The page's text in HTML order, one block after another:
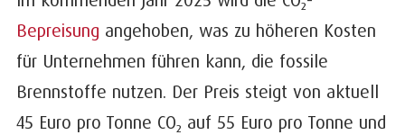
Bepreisung angehoben, was zu höheren Kosten
für Unternehmen führen kann, die fossile
Brennstoffe nutzen. Der Preis steigt von aktuell
45 Euro pro Tonne CO₂ auf 55 Euro pro Tonne und